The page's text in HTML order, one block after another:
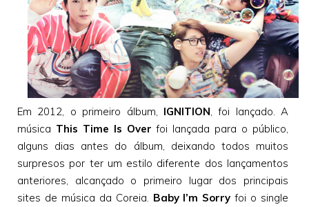
Em 2012, o primeiro álbum, IGNITION , foi lançado. A
música This Time Is Over foi lançada para o público,
alguns dias antes do álbum, deixando todos muitos
surpresos por ter um estilo diferente dos lançamentos
anteriores, alcançado o primeiro lugar dos principais
sites de música da Coreia. Baby I’m Sorry foi o single